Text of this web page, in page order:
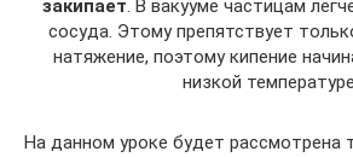
закипает. В вакууме частицам
сосуда. Этому препятствует
натяжение, поэтому кипение
низкой
На данном уроке будет рассмотрена